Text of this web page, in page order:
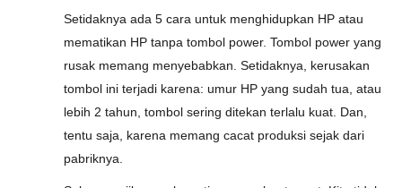
Setidaknya ada 5 cara untuk menghidupkan HP atau
mematikan HP tanpa tombol power. Tombol power yang
rusak memang menyebabkan. Setidaknya, kerusakan
tombol ini terjadi karena: umur HP yang sudah tua, atau
lebih 2 tahun, tombol sering ditekan terlalu kuat. Dan,
tentu saja, karena memang cacat produksi sejak dari
pabriknya.